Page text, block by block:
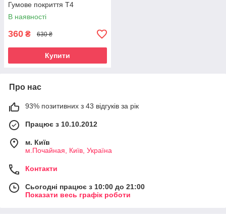
Гумове покриття Т4
В наявності
360 ₴ 630 ₴
Купити
Про нас
93% позитивних з 43 відгуків за рік
Працює з 10.10.2012
м. Київ
м.Почайная, Київ, Україна
Контакти
Сьогодні працює з 10:00 до 21:00
Показати весь графік роботи